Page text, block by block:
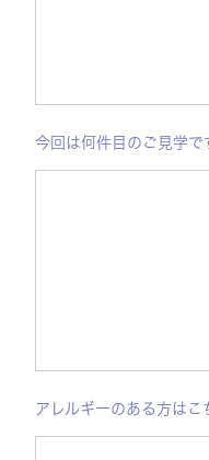
今回は何件目のご見学で
アレルギーのある方はこ